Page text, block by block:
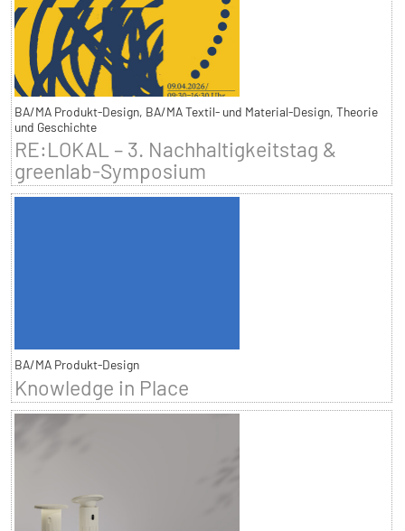
BA/MA Produkt-Design, BA/MA Textil- und Material-Design, Theorie
und Geschichte
RE:LOKAL – 3. Nachhaltigkeitstag &
greenlab-Symposium
BA/MA Produkt-Design
Knowledge in Place